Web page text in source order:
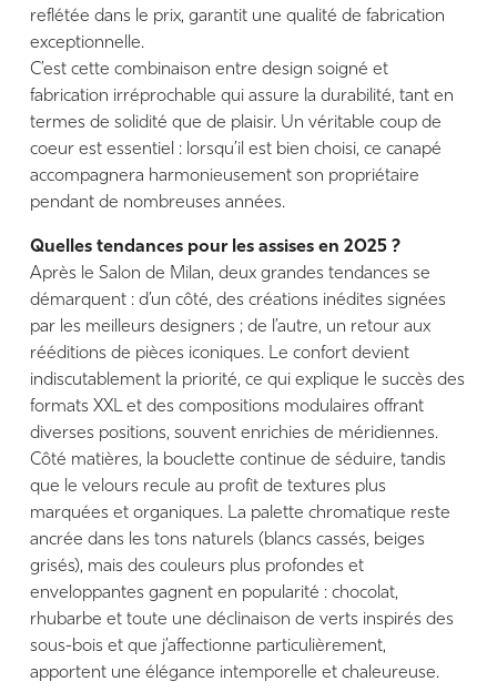
reflétée dans le prix, garantit une qualité de fabrication
exceptionnelle.
C’est cette combinaison entre design soigné et
fabrication irréprochable qui assure la durabilité, tant en
termes de solidité que de plaisir. Un véritable coup de
coeur est essentiel : lorsqu’il est bien choisi, ce canapé
accompagnera harmonieusement son propriétaire
pendant de nombreuses années.
Quelles tendances pour les assises en 2025 ?
Après le Salon de Milan, deux grandes tendances se
démarquent : d’un côté, des créations inédites signées
par les meilleurs designers ; de l’autre, un retour aux
rééditions de pièces iconiques. Le confort devient
indiscutablement la priorité, ce qui explique le succès des
formats XXL et des compositions modulaires offrant
diverses positions, souvent enrichies de méridiennes.
Côté matières, la bouclette continue de séduire, tandis
que le velours recule au profit de textures plus
marquées et organiques. La palette chromatique reste
ancrée dans les tons naturels (blancs cassés, beiges
grisés), mais des couleurs plus profondes et
enveloppantes gagnent en popularité : chocolat,
rhubarbe et toute une déclinaison de verts inspirés des
sous-bois et que j’affectionne particulièrement,
apportent une élégance intemporelle et chaleureuse.